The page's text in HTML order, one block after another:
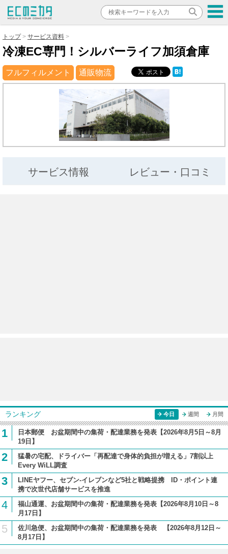
トップ サービス資料
冷凍EC専門！シルバーライフ加須倉庫
フルフィルメント 通販物流
サービス情報 レビュー・口コミ
ランキング 今日 週間 月間
1
日本郵便 お盆期間中の集荷・配達業務を発表【2026年8月5日～8月
19日】
2
猛暑の宅配、ドライバー「再配達で身体的負担が増える」7割以上
Every WiLL調査
3
LINEヤフー、セブン-イレブンなど5社と戦略提携 ID・ポイント連
携で次世代店舗サービスを推進
4
福山通運、お盆期間中の集荷・配達業務を発表【2026年8月10日～8
月17日】
5
佐川急便、お盆期間中の集荷・配達業務を発表 【2026年8月12日～
8月17日】